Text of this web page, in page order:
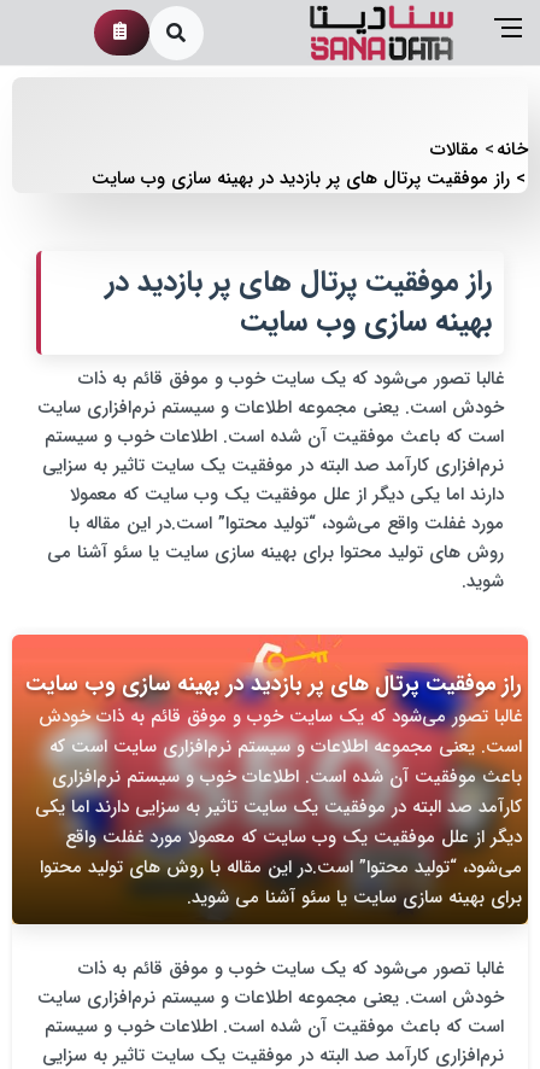
خانه
مقالات
راز موفقیت پرتال های پر بازدید در بهینه سازی وب سایت
راز موفقیت پرتال های پر بازدید در
بهینه سازی وب سایت
غالبا تصور می‌شود که یک سایت خوب و موفق قائم به ذات
خودش است. یعنی مجموعه اطلاعات و سیستم نرم‌افزاری سایت
است که باعث موفقیت آن شده است. اطلاعات خوب و سیستم
نرم‌افزاری کارآمد صد البته در موفقیت یک سایت تاثیر به‌ سزایی
دارند اما یکی دیگر از علل موفقیت یک وب سایت که معمولا
مورد غفلت واقع می‌شود، “تولید محتوا” است.در این مقاله با
روش های تولید محتوا برای بهینه سازی سایت یا سئو آشنا می
شوید.
راز موفقیت پرتال های پر بازدید در بهینه سازی وب سایت
غالبا تصور می‌شود که یک سایت خوب و موفق قائم به ذات خودش
است. یعنی مجموعه اطلاعات و سیستم نرم‌افزاری سایت است که
باعث موفقیت آن شده است. اطلاعات خوب و سیستم نرم‌افزاری
کارآمد صد البته در موفقیت یک سایت تاثیر به‌ سزایی دارند اما یکی
دیگر از علل موفقیت یک وب سایت که معمولا مورد غفلت واقع
می‌شود، “تولید محتوا” است.در این مقاله با روش های تولید محتوا
برای بهینه سازی سایت یا سئو آشنا می شوید.
غالبا تصور می‌شود که یک سایت خوب و موفق قائم به ذات
خودش است. یعنی مجموعه اطلاعات و سیستم نرم‌افزاری سایت
است که باعث موفقیت آن شده است. اطلاعات خوب و سیستم
نرم‌افزاری کارآمد صد البته در موفقیت یک سایت تاثیر به‌ سزایی